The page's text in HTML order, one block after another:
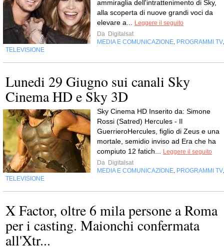
ammiraglia dell'intrattenimento di Sky,
alla scoperta di nuove grandi voci da
elevare a...
Leggere il seguito
Da Digitalsat
MEDIA E COMUNICAZIONE PROGRAMMI TV
TELEVISIONE
Lunedi 29 Giugno sui canali Sky
Cinema HD e Sky 3D
Sky Cinema HD Inserito da: Simone
Rossi (Satred) Hercules - Il
GuerrieroHercules, figlio di Zeus e una
mortale, semidio inviso ad Era che ha
compiuto 12 fatich...
Leggere il seguito
Da Digitalsat
MEDIA E COMUNICAZIONE PROGRAMMI TV
TELEVISIONE
X Factor, oltre 6 mila persone a Roma
per i casting. Maionchi confermata
all'Xtr...